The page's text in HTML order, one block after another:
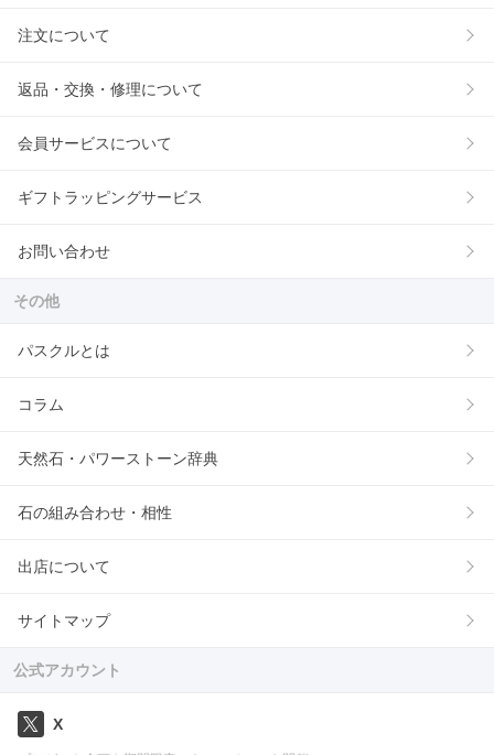
注文について
返品・交換・修理について
会員サービスについて
ギフトラッピングサービス
お問い合わせ
その他
パスクルとは
コラム
天然石・パワーストーン辞典
石の組み合わせ・相性
出店について
サイトマップ
公式アカウント
X